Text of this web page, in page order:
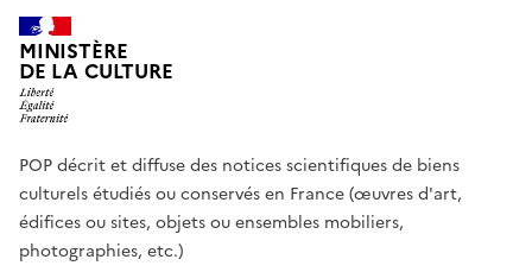
MINISTÈRE
DE LA CULTURE
POP décrit et diffuse des notices scientifiques de biens
culturels étudiés ou conservés en France (œuvres d'art,
édifices ou sites, objets ou ensembles mobiliers,
photographies, etc.)